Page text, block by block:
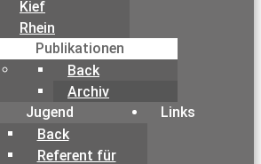
Kief
Rhein
Publikationen
Back
Archiv
Jugend
Back
Referent für
Links